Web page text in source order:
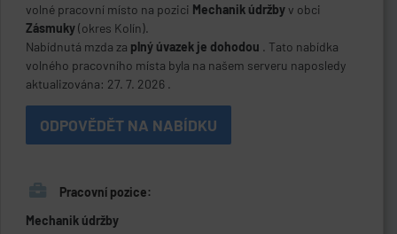
volné pracovní místo na pozici Mechanik údržby v obci
Zásmuky(okres Kolín).
Nabídnutá mzda za plný úvazek je dohodou . Tato nabídka
volného pracovního místa byla na našem serveru naposledy
aktualizována: 27. 7. 2026 .
ODPOVĚDĚT NA NABÍDKU
Pracovní pozice:
Mechanik údržby